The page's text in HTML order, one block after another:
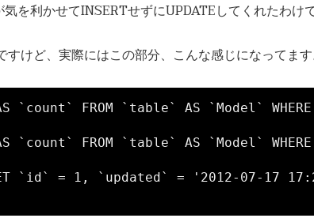
を利かせてINSERTせずにUPDATEしてくれたわけで
けど、実際にはこの部分、こんな感じになってます
AS `count` FROM `table` AS `Model`
AS `count` FROM `table` AS `Model`
`id` = 1, `updated` = '2012-07-17